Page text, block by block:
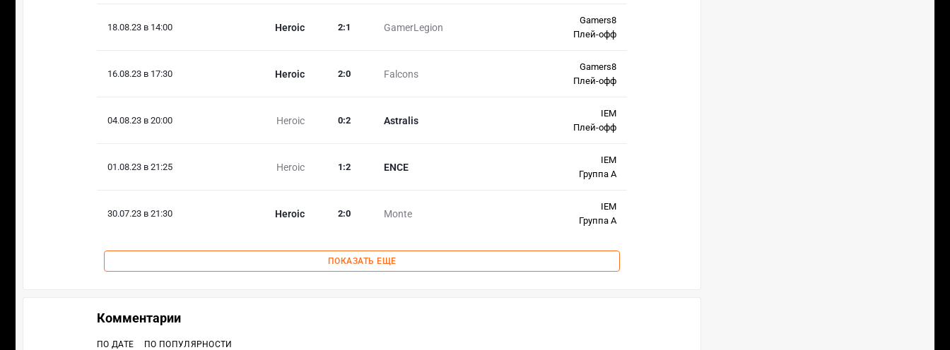
18.08.23 в 14:00 Heroic GamerLegion
2:1
Gamers8
Плей-офф
16.08.23 в 17:30 Heroic Falcons
2:0
Gamers8
Плей-офф
04.08.23 в 20:00 Heroic Astralis
0:2
IEM
Плей-офф
01.08.23 в 21:25 Heroic ENCE
1 :2
IEM
Группа A
30.07.23 в 21:30 Heroic Monte
2:0
IEM
Группа A
ПОКАЗАТЬ ЕЩЕ
Комментарии
ПО ДАТЕ ПО ПОПУЛЯРНОСТИ